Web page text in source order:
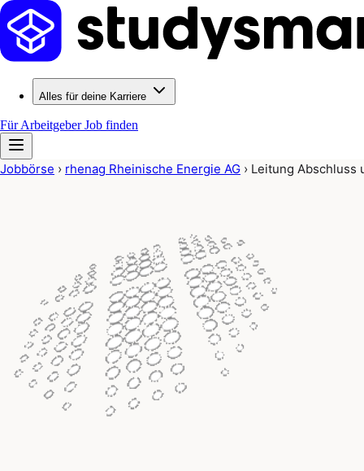
Alles für deine Karriere
Für ArbeitgeberJob finden
Jobbörse › rhenag Rheinische Energie AG › Leitung Abschluss